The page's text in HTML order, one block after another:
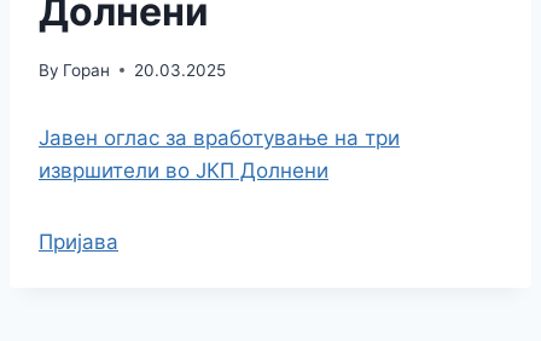
Долнени
By Горан 20.03.2025
Јавен оглас за вработување на три
извршители во ЈКП Долнени
Пријава